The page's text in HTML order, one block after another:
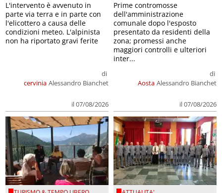
cervinia
di
Alessandro Bianchet
il 07/08/2026
L'intervento è avvenuto in
parte via terra e in parte con
l'elicottero a causa delle
condizioni meteo. L'alpinista
non ha riportato gravi ferite
Aosta
di
Alessandro Bianchet
il 07/08/2026
Prime contromosse
dell'amministrazione
comunale dopo l'esposto
presentato da residenti della
zona; promessi anche
maggiori controlli e ulteriori
inter...